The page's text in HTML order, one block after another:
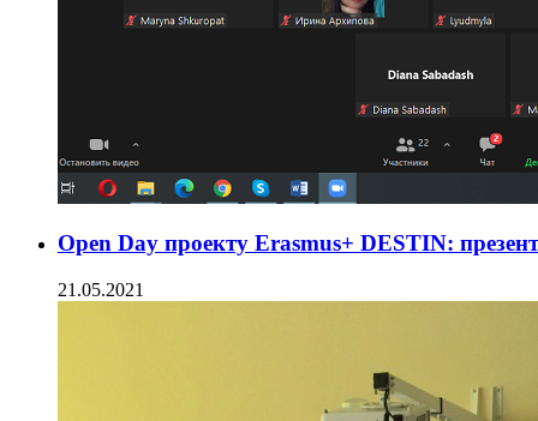
Open Day проекту Erasmus+ DESTIN:
21.05.2021